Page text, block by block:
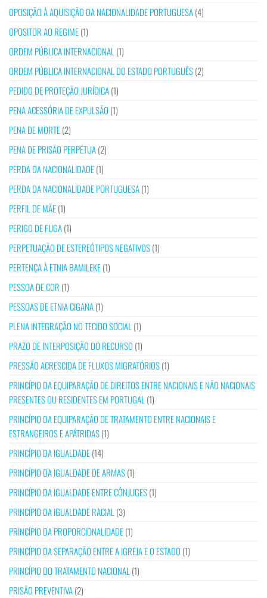
OPOSIÇÃO À AQUISIÇÃO DA NACIONALIDADE PORTUGUESA(4)
OPOSITOR AO REGIME(1)
ORDEM PÚBLICA INTERNACIONAL (1)
ORDEM PÚBLICA INTERNACIONAL DO ESTADO PORTUGUÊS(2)
PEDIDO DE PROTEÇÃO JURÍDICA(1)
PENA ACESSÓRIA DE EXPULSÃO (1)
PENA DE MORTE(2)
PENA DE PRISÃO PERPÉTUA(2)
PERDA DA NACIONALIDADE(1)
PERDA DA NACIONALIDADE PORTUGUESA(1)
PERFIL DE MÃE(1)
PERIGO DE FUGA(1)
PERPETUAÇÃO DE ESTEREÓTIPOS NEGATIVOS(1)
PERTENÇA À ETNIA BAMILEKE(1)
PESSOA DE COR (1)
PESSOAS DE ETNIA CIGANA(1)
PLENA INTEGRAÇÃO NO TECIDO SOCIAL (1)
PRAZO DE INTERPOSIÇÃO DO RECURSO (1)
PRESSÃO ACRESCIDA DE FLUXOS MIGRATÓRIOS(1)
PRINCÍPIO DA EQUIPARAÇÃO DE DIREITOS ENTRE NACIONAIS E NÃO NACIONAIS
PRESENTES OU RESIDENTES EM PORTUGAL (1)
PRINCÍPIO DA EQUIPARAÇÃO DE TRATAMENTO ENTRE NACIONAIS E
ESTRANGEIROS E APÁTRIDAS(1)
PRINCÍPIO DA IGUALDADE(14)
PRINCÍPIO DA IGUALDADE DE ARMAS(1)
PRINCÍPIO DA IGUALDADE ENTRE CÔNJUGES(1)
PRINCÍPIO DA IGUALDADE RACIAL (3)
PRINCÍPIO DA PROPORCIONALIDADE(1)
PRINCÍPIO DA SEPARAÇÃO ENTRE A IGREJA E O ESTADO (1)
PRINCÍPIO DO TRATAMENTO NACIONAL (1)
PRISÃO PREVENTIVA(2)